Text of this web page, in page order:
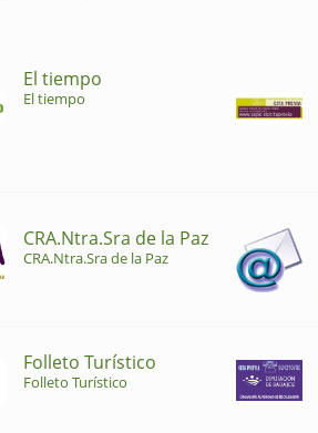
El tiempo
El tiempo
CRA.Ntra.Sra de la Paz
CRA.Ntra.Sra de la Paz
Folleto Turístico
Folleto Turístico